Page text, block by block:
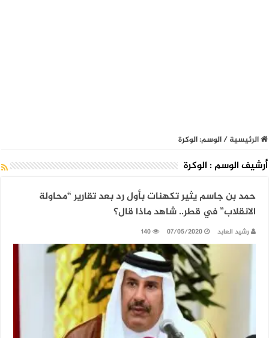
الرئيسية/الوسم:الوكرة
أرشيف الوسم : الوكرة
حمد بن جاسم يثير تكهنات بأول رد بعد تقارير “محاولة
الانقلاب” في قطر.. شاهد ماذا قال؟
رشيد العابد 07/05/2020
140